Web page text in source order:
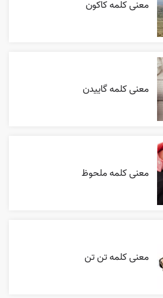
معنی کلمه کاکون
معنی کلمه گاییدن
معنی کلمه ملحوظ
معنی کلمه تن تن